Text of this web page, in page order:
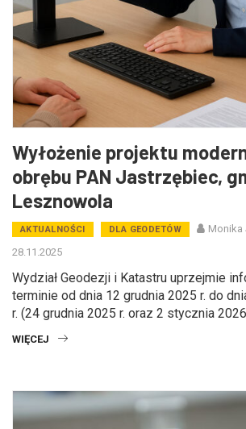
Wyłożenie projektu
obrębu PAN Jastrzębiec,
Lesznowola
AKTUALNOŚCI DLA GEODETÓW
Monika
28.11.2025
Wydział Geodezji i Katastru uprzejmie
terminie od dnia 12 grudnia 2025 r. do
r. (24 grudnia 2025 r. oraz 2 stycznia
WIĘCEJ